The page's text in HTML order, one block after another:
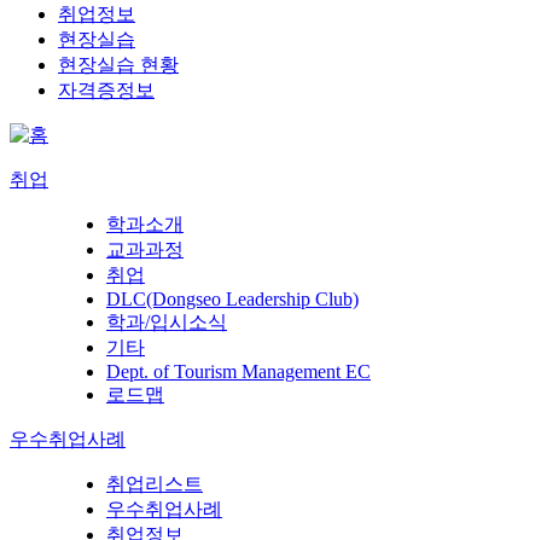
취업정보
현장실습
현장실습 현황
자격증정보
취업
학과소개
교과과정
취업
DLC(Dongseo Leadership Club)
학과/입시소식
기타
Dept. of Tourism Management EC
로드맵
우수취업사례
취업리스트
우수취업사례
취업정보